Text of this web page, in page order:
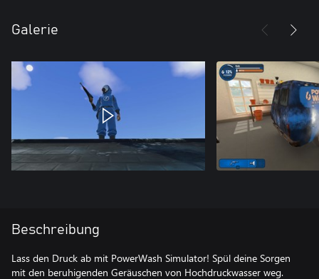
Galerie
Beschreibung
Lass den Druck ab mit PowerWash Simulator! Spül deine Sorgen
mit den beruhigenden Geräuschen von Hochdruckwasser weg.